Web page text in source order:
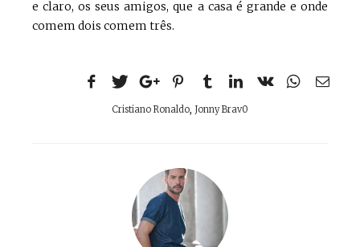
e claro, os seus amigos, que a casa é grande e onde
comem dois comem três.
Cristiano Ronaldo, Jonny Brav0